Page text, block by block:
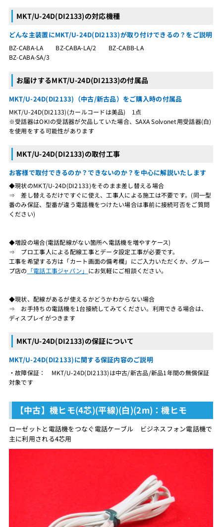
MKT/U-24D(DI2133)の対応機種
どんな主装置にMKT/U-24D(DI2133)が取り付けできるの？をご説明
BZ-CABA-LA BZ-CABA-LA/2 BZ-CABB-LA
BZ-CABA-SA/3
お届けするMKT/U-24D(DI2133)の付属品
MKT/U-24D(DI2133)（中古/新古品）をご購入時の付属品
MKT/U-24D(DI2133)(カールコードは美品) 1点
※受話器はOKIの受話器が欠品していた場合、SAXA Solvonet用受話器(白)
を使用をする可能性があります
MKT/U-24D(DI2133)の取付工事
お客様で取付できるのか？できないのか？を中心に解説いたします
◆現状のMKT/U-24D(DI2133)をそのまま差し替える場合
⇒ 差し替えるだけですぐに使え、工事人による施工は不要です。(同一型
番のみ保証、型番が違う電話機をつけたい場合は事前に接続可否をご質問
ください)
◆増設の場合(電話配線がない箇所へ電話機を増やすケース)
⇒ プロ工事人による配線工事とデータ設定工事が必要です。
工事を希望する方は「カート画面の備考欄」にご入力いただくか、グルー
プ店の 「電話工事ジャパン」 にお気軽にご相談ください。
◆現状、配線があるが使えるかどうかわからない場合
⇒ お手持ちの電話機を1台接続してみてください。利用できる場合は、
ディスプレイがつきます
MKT/U-24D(DI2133)の保証について
MKT/U-24D(DI2133)に関する保証内容のご説明
・故障保証： MKT/U-24D(DI2133)は中古/新古品/新品1年間の無償保証
対象です
【中古】機ヒモ(4芯)(平線)(白)(2m)：機ヒモ
ローゼットと電話機をつなぐ電話ケーブル ビジネスフォン電話機で
主に利用される4芯用